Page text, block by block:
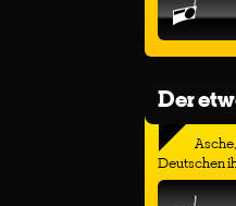
Der
Deutschen